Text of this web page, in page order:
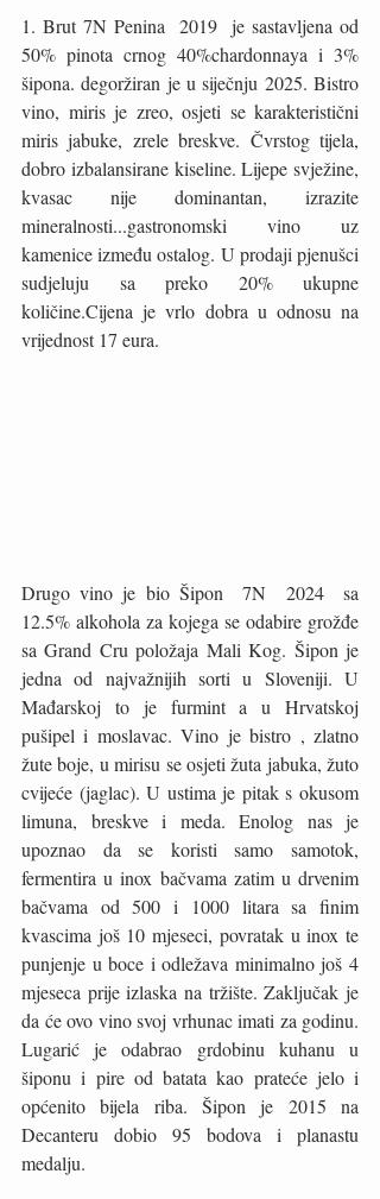
1. Brut 7N Penina  2019  je sastavljena od
50% pinota crnog 40%chardonnaya i 3%
šipona. degoržiran je u siječnju 2025. Bistro
vino, miris je zreo, osjeti se karakteristični
miris jabuke, zrele breskve. Čvrstog tijela,
dobro izbalansirane kiseline. Lijepe svježine,
kvasac nije dominantan, izrazite
mineralnosti...gastronomski vino uz
kamenice između ostalog. U prodaji pjenušci
sudjeluju sa preko 20% ukupne
količine.Cijena je vrlo dobra u odnosu na
vrijednost 17 eura.
Drugo vino je bio Šipon  7N  2024  sa
12.5% alkohola za kojega se odabire grožđe
sa Grand Cru položaja Mali Kog. Šipon je
jedna od najvažnijih sorti u Sloveniji. U
Mađarskoj to je furmint a u Hrvatskoj
pušipel i moslavac. Vino je bistro , zlatno
žute boje, u mirisu se osjeti žuta jabuka, žuto
cvijeće (jaglac). U ustima je pitak s okusom
limuna, breskve i meda. Enolog nas je
upoznao da se koristi samo samotok,
fermentira u inox bačvama zatim u drvenim
bačvama od 500 i 1000 litara sa finim
kvascima još 10 mjeseci, povratak u inox te
punjenje u boce i odležava minimalno još 4
mjeseca prije izlaska na tržište. Zaključak je
da će ovo vino svoj vrhunac imati za godinu.
Lugarić je odabrao grdobinu kuhanu u
šiponu i pire od batata kao prateće jelo i
općenito bijela riba. Šipon je 2015 na
Decanteru dobio 95 bodova i planastu
medalju.